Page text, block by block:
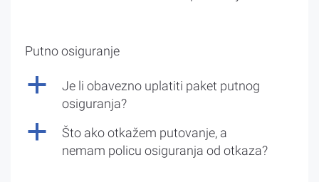
Putno osiguranje
a
Je li obavezno uplatiti paket putnog
osiguranja?
a
Što ako otkažem putovanje, a
nemam policu osiguranja od otkaza?